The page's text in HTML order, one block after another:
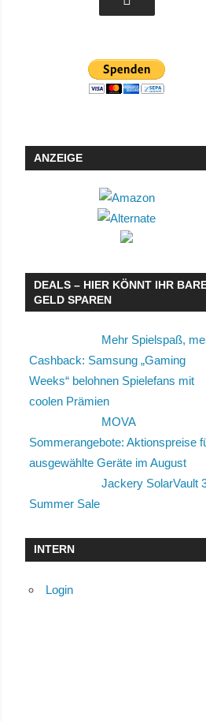
ANZEIGE
DEALS – HIER KÖNNT IHR
GELD SPAREN
Mehr Spielspaß,
Cashback: Samsung „Gaming
Weeks“ belohnen Spielefans mit
coolen Prämien
MOVA
Sommerangebote: Aktionspreise
ausgewählte Geräte im August
Jackery SolarVault
Summer Sale
INTERN
Login